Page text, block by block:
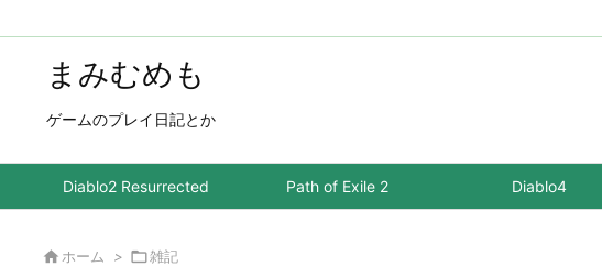
まみむめも
ゲームのプレイ日記とか
Diablo2 Resurrected Path of Exile 2 Diablo4
 ホーム > 雑記